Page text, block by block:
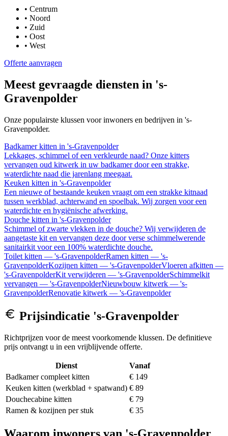
• Centrum
• Noord
• Zuid
• Oost
• West
Offerte aanvragen
Meest gevraagde diensten in 's-
Gravenpolder
Onze populairste klussen voor inwoners en bedrijven in 's-
Gravenpolder.
Badkamer kitten in 's-Gravenpolder
Lekkages, schimmel of een verkleurde naad? Onze kitters
vervangen oud kitwerk in uw badkamer door een strakke,
waterdichte naad die jarenlang meegaat.
Keuken kitten in 's-Gravenpolder
Een nieuwe of bestaande keuken vraagt om een strakke kitnaad
tussen werkblad, achterwand en spoelbak. Wij zorgen voor een
waterdichte en hygiënische afwerking.
Douche kitten in 's-Gravenpolder
Schimmel of zwarte vlekken in de douche? Wij verwijderen de
aangetaste kit en vervangen deze door verse schimmelwerende
sanitairkit voor een 100% waterdichte douche.
Toilet kitten — 's-GravenpolderRamen kitten — 's-
GravenpolderKozijnen kitten — 's-GravenpolderVloeren afkitten —
's-GravenpolderKit verwijderen — 's-GravenpolderSchimmelkit
vervangen — 's-GravenpolderNieuwbouw kitwerk — 's-
GravenpolderRenovatie kitwerk — 's-Gravenpolder
Prijsindicatie 's-Gravenpolder
Richtprijzen voor de meest voorkomende klussen. De definitieve
prijs ontvangt u in een vrijblijvende offerte.
Dienst
Vanaf
Badkamer compleet kitten
€ 149
Keuken kitten (werkblad + spatwand) € 89
Douchecabine kitten
€ 79
Ramen & kozijnen per stuk
€ 35
Waarom inwoners van 's-Gravenpolder